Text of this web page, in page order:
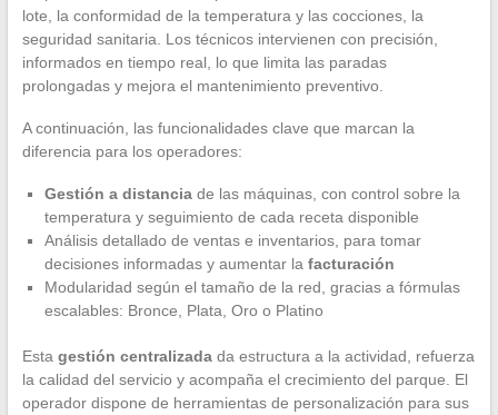
lote, la conformidad de la temperatura y las cocciones, la
seguridad sanitaria. Los técnicos intervienen con precisión,
informados en tiempo real, lo que limita las paradas
prolongadas y mejora el mantenimiento preventivo.
A continuación, las funcionalidades clave que marcan la
diferencia para los operadores:
Gestión a distanciade las máquinas, con control sobre la
temperatura y seguimiento de cada receta disponible
Análisis detallado de ventas e inventarios, para tomar
decisiones informadas y aumentar la facturación
Modularidad según el tamaño de la red, gracias a fórmulas
escalables: Bronce, Plata, Oro o Platino
Esta gestión centralizadada estructura a la actividad, refuerza
la calidad del servicio y acompaña el crecimiento del parque. El
operador dispone de herramientas de personalización para sus